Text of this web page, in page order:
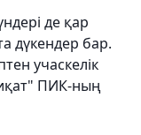
де қар
дүкендер бар.
учаскелік
ПИК-ның